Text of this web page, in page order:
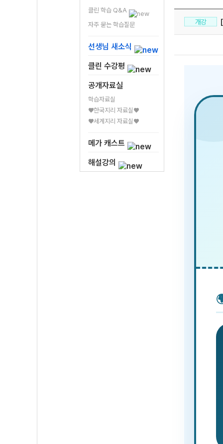
클린 학습 Q&A
자주 묻는 학습질문
선생님 새소식
클린 수강평
공개자료실
학습자료실
♥한국지리 자료실♥
♥세계지리 자료실♥
메가 캐스트
해설강의
개강